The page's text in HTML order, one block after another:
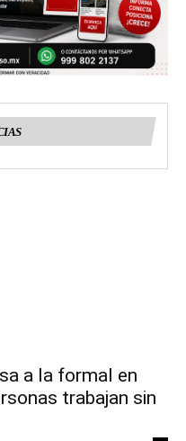
a la formal en
trabajan sin